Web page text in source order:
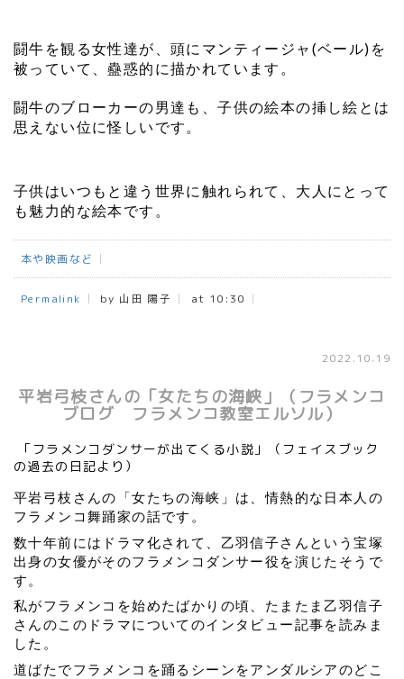
闘牛を観る女性達が、頭にマンティージャ(ベール)を
被っていて、蠱惑的に描かれています。
闘牛のブローカーの男達も、子供の絵本の挿し絵とは
思えない位に怪しいです。
子供はいつもと違う世界に触れられて、大人にとって
も魅力的な絵本です。
本や映画など
Permalink by 山田 陽子 at 10:30
2022.10.19
平岩弓枝さんの「女たちの海峡」（フラメンコ
ブログ フラメンコ教室エルソル）
「フラメンコダンサーが出てくる小説」（フェイスブック
の過去の日記より）
平岩弓枝さんの「女たちの海峡」は、情熱的な日本人の
フラメンコ舞踊家の話です。
数十年前にはドラマ化されて、乙羽信子さんという宝塚
出身の女優がそのフラメンコダンサー役を演じたそうで
す。
私がフラメンコを始めたばかりの頃、たまたま乙羽信子
さんのこのドラマについてのインタビュー記事を読みま
した。
道ばたでフラメンコを踊るシーンをアンダルシアのどこ